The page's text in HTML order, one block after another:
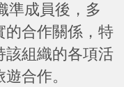
準成員後，多
的合作關係，特
該組織的各項活
合作。